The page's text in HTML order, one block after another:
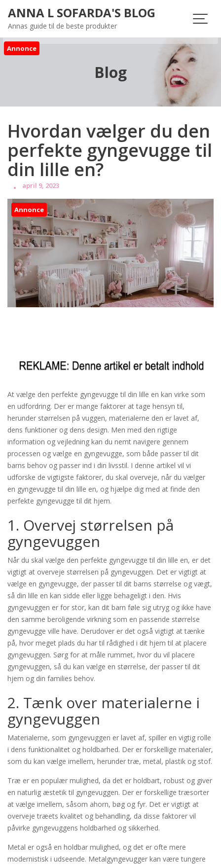
content
ANNA L SOFARDA'S BLOG
Annas guide til de beste produkter
Annonce
Blog
Hvordan vælger du den
perfekte gyngevugge til
din lille en?
april 9, 2023
Annonce
At vælge den perfekte gyngevugge til din lille en kan virke som
en udfordring. Der er mange faktorer at tage hensyn til,
herunder størrelsen på vuggen, materialerne den er lavet af,
dens funktioner og dens design. Men med den rigtige
information og vejledning kan du nemt navigere gennem
processen og vælge en gyngevugge, som både passer til dit
barns behov og passer ind i din livsstil. I denne artikel vil vi
udforske de vigtigste faktorer, du skal overveje, når du vælger
en gyngevugge til din lille en, og hjælpe dig med at finde den
perfekte gyngevugge til dit hjem.
1. Overvej størrelsen på
gyngevuggen
Når du skal vælge den perfekte gyngevugge til din lille en, er det
vigtigt at overveje størrelsen på gyngevuggen. Det er vigtigt at
vælge en gyngevugge, der passer til dit barns størrelse og vægt,
så din lille en kan sidde eller ligge behageligt i den. Hvis
gyngevuggen er for stor, kan dit barn føle sig utryg og ikke have
den samme beroligende virkning som en passende størrelse
gyngevugge ville have. Derudover er det også vigtigt at tænke
på, hvor meget plads du har til rådighed i dit hjem til at placere
gyngevuggen. Sørg for at måle rummet, hvor du vil placere
gyngevuggen, så du kan vælge en størrelse, der passer til dit
hjem og din families behov.
2. Tænk over materialerne i
gyngevuggen
Materialerne, som gyngevuggen er lavet af, spiller en vigtig rolle
i dens funktionalitet og holdbarhed. Der er forskellige materialer,
som du kan vælge imellem, herunder træ, metal, plastik og stof.
Træ er en populær mulighed, da det er holdbart, robust og giver
en naturlig æstetik til gyngevuggen. Der er forskellige træsorter
at vælge imellem, såsom ahorn, bøg og fyr. Det er vigtigt at
overveje træets kvalitet og behandling, da disse faktorer vil
påvirke gyngevuggens holdbarhed og sikkerhed.
Metal er også en holdbar mulighed, og det er ofte mere
modernistisk i udseende. Metalgyngevugger kan være tungere